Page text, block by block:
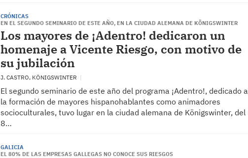
CRÓNICAS
EN EL SEGUNDO SEMINARIO DE ESTE AÑO, EN LA CIUDAD ALEMANA DE KÖNIGSWINTER
Los mayores de ¡Adentro! dedicaron un
homenaje a Vicente Riesgo, con motivo de
su jubilación
J. CASTRO, KÖNIGSWINTER
El segundo seminario de este año del programa ¡Adentro!, dedicado a
la formación de mayores hispanohablantes como animadores
socioculturales, tuvo lugar en la ciudad alemana de Königswinter, del
8…
GALICIA
EL 80% DE LAS EMPRESAS GALLEGAS NO CONOCE SUS RIESGOS